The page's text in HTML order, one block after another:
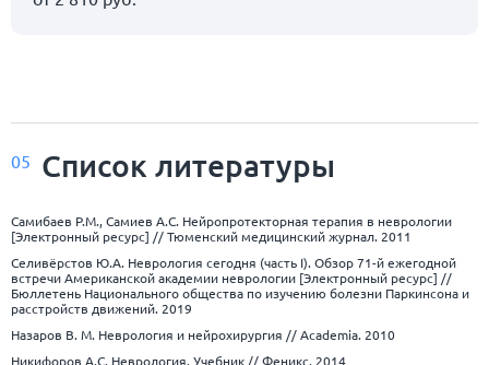
05 Список литературы
Самибаев Р.М., Самиев А.С. Нейропротекторная терапия в неврологии
[Электронный ресурс] // Тюменский медицинский журнал. 2011
Селивёрстов Ю.А. Неврология сегодня (часть I). Обзор 71-й ежегодной
встречи Американской академии неврологии [Электронный ресурс] //
Бюллетень Национального общества по изучению болезни Паркинсона и
расстройств движений. 2019
Назаров В. М. Неврология и нейрохирургия // Academia. 2010
Никифоров А.С. Неврология. Учебник // Феникс. 2014